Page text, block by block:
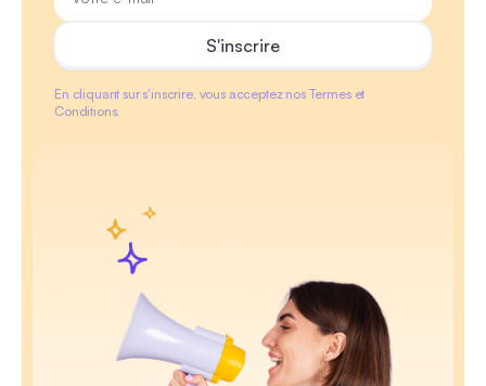
En cliquant sur s'inscrire, vous acceptez nos Termes et
Conditions.